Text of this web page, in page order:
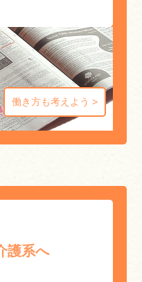
働き方も考えよう
護系へ